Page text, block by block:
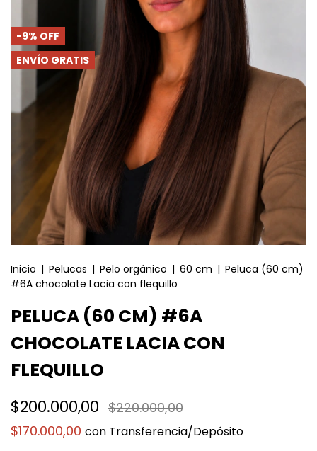
-9% OFF
ENVÍO GRATIS
Inicio | Pelucas | Pelo orgánico | 60 cm | Peluca (60 cm)
#6A chocolate Lacia con flequillo
PELUCA (60 CM) #6A
CHOCOLATE LACIA CON
FLEQUILLO
$200.000,00 $220.000,00
$170.000,00 con Transferencia/Depósito